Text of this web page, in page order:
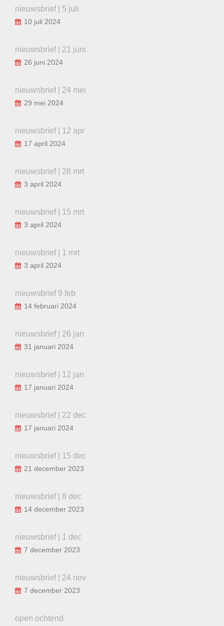
nieuwsbrief | 5 juli
10 juli 2024
nieuwsbrief | 21 juni
26 juni 2024
nieuwsbrief | 24 mei
29 mei 2024
nieuwsbrief | 12 apr
17 april 2024
nieuwsbrief | 28 mrt
3 april 2024
nieuwsbrief | 15 mrt
3 april 2024
nieuwsbrief | 1 mrt
3 april 2024
nieuwsbrief 9 feb
14 februari 2024
nieuwsbrief | 26 jan
31 januari 2024
nieuwsbrief | 12 jan
17 januari 2024
nieuwsbrief | 22 dec
17 januari 2024
nieuwsbrief | 15 dec
21 december 2023
nieuwsbrief | 8 dec
14 december 2023
nieuwsbrief | 1 dec
7 december 2023
nieuwsbrief | 24 nov
7 december 2023
open ochtend